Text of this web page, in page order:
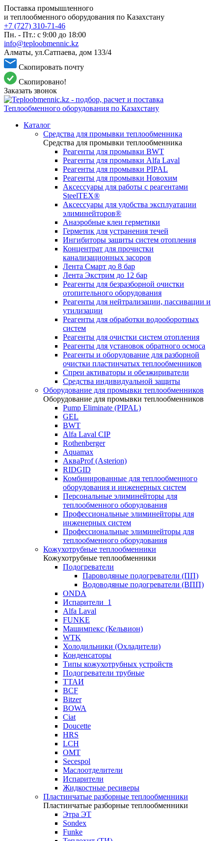
Поставка промышленного
и теплообменного оборудования по Казахстану
+7 (727) 310-71-46
Пн. - Пт.: с 9:00 до 18:00
info@teploobmennic.kz
Алматы, ул.Сатпаева, дом 133/4
Скопировать почту
Скопировано!
Заказать звонок
Каталог
Средства для промывки теплообменника
Средства для промывки теплообменника
Реагенты для промывки BWT
Реагенты для промывки Alfa Laval
Реагенты для промывки PIPAL
Реагенты для промывки Новохим
Аксессуары для работы с реагентами
SteelTEX®
Аксессуары для удобства эксплуатации
элиминейторов®
Анаэробные клеи герметики
Герметик для устранения течей
Ингибиторы защиты систем отопления
Концентрат для прочистки
канализационных засоров
Лента Смарт до 8 бар
Лента Экстрим до 12 бар
Реагенты для безразборной очистки
отопительного оборудования
Реагенты для нейтрализации, пассивации и
утилизации
Реагенты для обработки водооборотных
систем
Реагенты для очистки систем отопления
Реагенты для установок обратного осмоса
Реагенты и оборудование для разборной
очистки пластинчатых теплообменников
Спреи активаторы и обезжириватели
Средства индивидуальной защиты
Оборудование для промывки теплообменников
Оборудование для промывки теплообменников
Pump Eliminate (PIPAL)
GEL
BWT
Alfa Laval CIP
Rothenberger
Aquamax
АкваProf (Asterion)
RIDGID
Комбинированные для теплообменного
оборудования и инженерных систем
Персональные элиминейторы для
теплообменного оборудования
Профессиональные элиминейторы для
инженерных систем
Профессиональные элиминейторы для
теплообменного оборудования
Кожухотрубные теплообменники
Кожухотрубные теплообменники
Подогреватели
Пароводяные подогреватели (ПП)
Водоводяные подогреватели (ВПП)
ONDA
Испарители_1
Alfa Laval
FUNKE
Машимпекс (Кельвион)
WTK
Холодильники (Охладители)
Конденсаторы
Типы кожухотрубных устройств
Подогреватели трубные
ТТАИ
BCF
Bitzer
BOWA
Ciat
Doucette
HRS
LCH
OMT
Secespol
Маслоотделители
Испарители
Жидкостные ресиверы
Пластинчатые разборные теплообменники
Пластинчатые разборные теплообменники
Этра ЭТ
Sondex
Funke